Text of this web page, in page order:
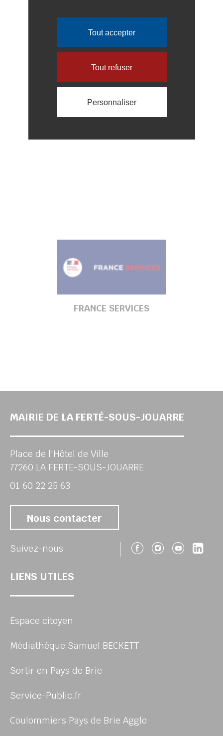
FRANCE SERVICES
MAIRIE DE LA FERTÉ-SOUS-JOUARRE
Place de l'Hôtel de Ville
77260 LA FERTE-SOUS-JOUARRE
01 60 22 25 63
Nous contacter
Suivez-nous Suivez-nous
Suivez-
LIENS UTILES
Espace citoyen
Médiathèque Samuel BECKETT
Sortir en Pays de Brie
Service-Public.fr
Coulommiers Pays de Brie Agglo
Tout accepter
Tout refuser
Personnaliser